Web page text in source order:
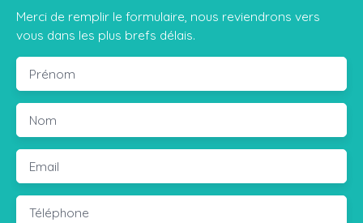
Merci de remplir le formulaire, nous reviendrons vers
vous dans les plus brefs délais.
Prénom
Nom
Email
Téléphone